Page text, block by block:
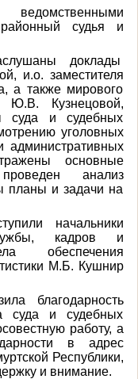
судья и
доклады
и.о. заместителя
а также мирового
Ю.В. Кузнецовой,
суда и судебных
уголовных
административных
основные
анализ
планы и задачи на
начальники
кадров и
обеспечения
М.Б. Кушнир
благодарность
суда и судебных
работу, а
в адрес
Республики,
и внимание.